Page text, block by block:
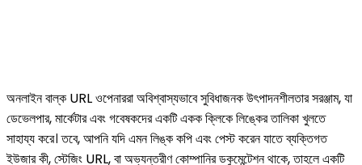
অনলাইন বাল্ক URL ওপেনাররা অবিশ্বাস্যভাবে সুবিধাজনক উৎপাদনশীলতার সরঞ্জাম, যা
ডেভেলপার, মার্কেটার এবং গবেষকদের একটি একক ক্লিকে লিঙ্কের তালিকা খুলতে
সাহায্য করে। তবে, আপনি যদি এমন লিঙ্ক কপি এবং পেস্ট করেন যাতে ব্যক্তিগত
ইউজার কী, স্টেজিং URL, বা অভ্যন্তরীণ কোম্পানির ডকুমেন্টেশন থাকে, তাহলে একটি